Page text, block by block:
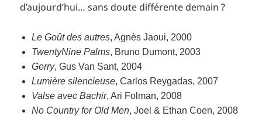
d’aujourd’hui… sans doute différente demain ?
Le Goût des autres, Agnès Jaoui, 2000
TwentyNine Palms, Bruno Dumont, 2003
Gerry, Gus Van Sant, 2004
Lumière silencieuse, Carlos Reygadas, 2007
Valse avec Bachir, Ari Folman, 2008
No Country for Old Men, Joel & Ethan Coen, 2008